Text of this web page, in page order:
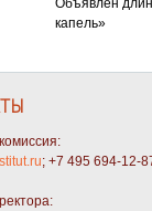
капель»
; +7 495 694-12-